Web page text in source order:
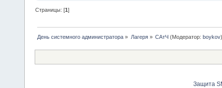
Страницы: [1]
День системного администратора » Лагеря» САтЧ(Модератор: boykov
Защита